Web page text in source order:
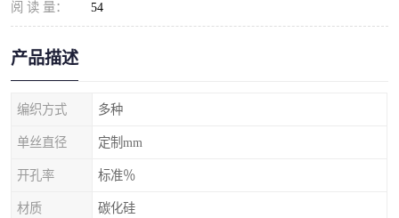
阅 读 量： 54
产品描述
编织方式 多种
单丝直径 定制mm
开孔率 标准％
材质 碳化硅